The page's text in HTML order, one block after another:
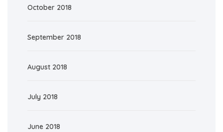
October 2018
September 2018
August 2018
July 2018
June 2018